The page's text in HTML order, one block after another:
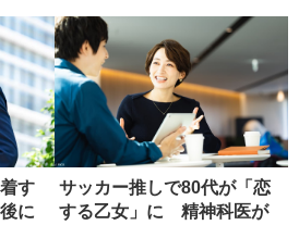
す
に
サッカー推しで80代が「恋
する乙女」に 精神科医が